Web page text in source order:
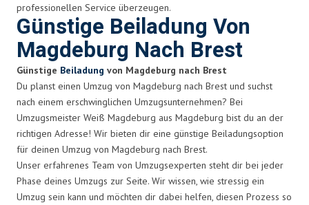
professionellen Service überzeugen.
Günstige Beiladung Von
Magdeburg Nach Brest
Günstige Beiladung von Magdeburg nach Brest
Du planst einen Umzug von Magdeburg nach Brest und suchst
nach einem erschwinglichen Umzugsunternehmen? Bei
Umzugsmeister Weiß Magdeburg aus Magdeburg bist du an der
richtigen Adresse! Wir bieten dir eine günstige Beiladungsoption
für deinen Umzug von Magdeburg nach Brest.
Unser erfahrenes Team von Umzugsexperten steht dir bei jeder
Phase deines Umzugs zur Seite. Wir wissen, wie stressig ein
Umzug sein kann und möchten dir dabei helfen, diesen Prozess so